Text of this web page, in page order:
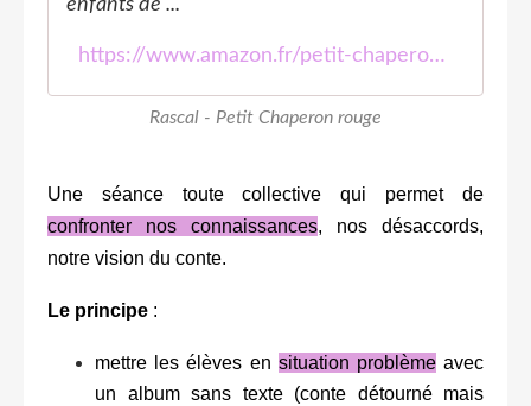
enfants de ...
https://www.amazon.fr/petit-chaperon-rouge-Rascal/dp/2211221475
Rascal - Petit Chaperon rouge
Une séance toute collective qui permet de
confronter nos connaissances, nos désaccords,
notre vision du conte.
Le principe :
mettre les élèves en situation problèmeavec
un album sans texte (conte détourné mais